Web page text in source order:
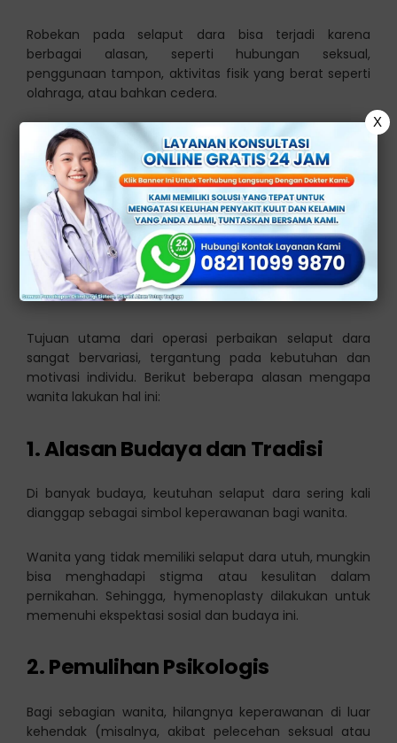
Robekan pada selaput dara bisa terjadi karena
berbagai alasan, seperti hubungan seksual,
penggunaan tampon, aktivitas fisik yang berat seperti
olahraga, atau bahkan cedera.
Prosedur ini biasanya berlangsung singkat, sekitar 30-
60 menit, dan dilakukan dengan anestesi lokal.
Tujuan dan Manfaat
Operasi Perbaikan
Selaput Dara
Tujuan utama dari operasi perbaikan selaput dara
sangat bervariasi, tergantung pada kebutuhan dan
motivasi individu. Berikut beberapa alasan mengapa
wanita lakukan hal ini:
1. Alasan Budaya dan Tradisi
Di banyak budaya, keutuhan selaput dara sering kali
dianggap sebagai simbol keperawanan bagi wanita.
Wanita yang tidak memiliki selaput dara utuh, mungkin
bisa menghadapi stigma atau kesulitan dalam
pernikahan. Sehingga, hymenoplasty dilakukan untuk
memenuhi ekspektasi sosial dan budaya ini.
2. Pemulihan Psikologis
Bagi sebagian wanita, hilangnya keperawanan di luar
kehendak (misalnya, akibat pelecehan seksual atau
X